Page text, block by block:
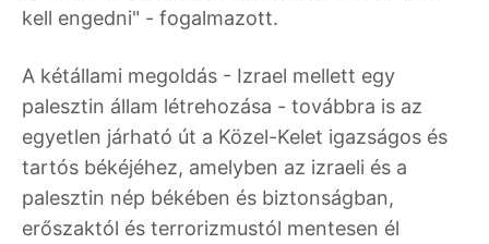
kell engedni" - fogalmazott.
A kétállami megoldás - Izrael mellett egy
palesztin állam létrehozása - továbbra is az
egyetlen járható út a Közel-Kelet igazságos és
tartós békéjéhez, amelyben az izraeli és a
palesztin nép békében és biztonságban,
erőszaktól és terrorizmustól mentesen él